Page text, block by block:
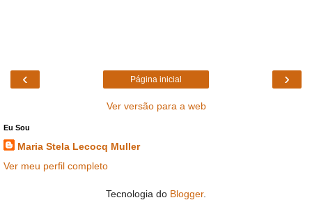
‹ ›
Página inicial
Ver versão para a web
Eu Sou
Maria Stela Lecocq Muller
Ver meu perfil completo
Tecnologia do Blogger.